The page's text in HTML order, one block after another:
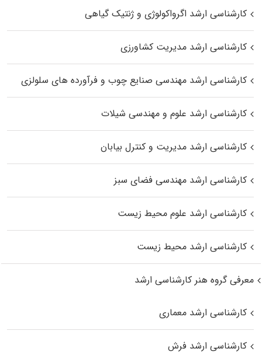
کارشناسی ارشد اگرواکولوژی و ژنتیک گیاهی
کارشناسی ارشد مدیریت کشاورزی
کارشناسی ارشد مهندسی صنایع چوب و فرآورده‌ های سلولزی
کارشناسی ارشد علوم و مهندسی شیلات
کارشناسی ارشد مدیریت و کنترل بیابان
کارشناسی ارشد مهندسی فضای سبز
کارشناسی ارشد علوم محیط‌ زیست
کارشناسی ارشد محیط زیست
معرفی گروه هنر کارشناسی ارشد
کارشناسی ارشد معماری
کارشناسی ارشد فرش